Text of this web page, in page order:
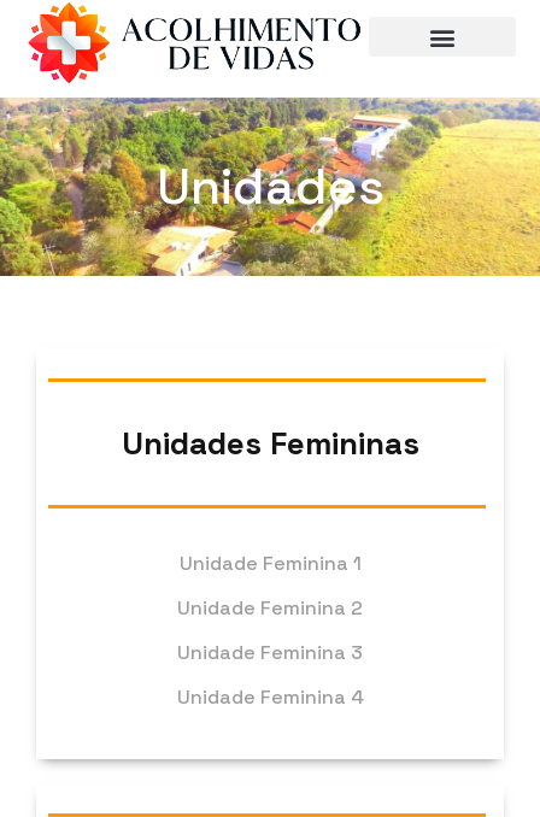
Unidades
Unidades Femininas
Unidade Feminina 1
Unidade Feminina 2
Unidade Feminina 3
Unidade Feminina 4